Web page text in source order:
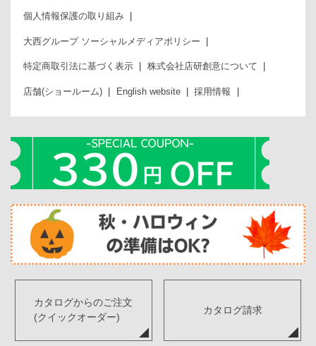
個人情報保護の取り組み
大西グループ ソーシャルメディアポリシー
特定商取引法に基づく表示 株式会社店研創意について
店舗(ショールーム) English website 採用情報
カタログからのご注文
(クイックオーダー)
カタログ請求